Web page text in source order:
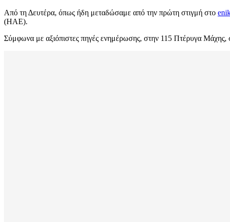
Από τη Δευτέρα, όπως ήδη μεταδώσαμε από την πρώτη στιγμή στο
(ΗΑΕ).
Σύμφωνα με αξιόπιστες πηγές ενημέρωσης, στην 115 Πτέρυγα Μάχης,